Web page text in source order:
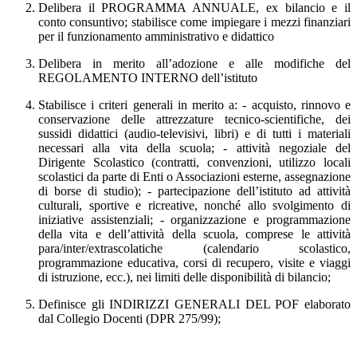
Delibera il PROGRAMMA ANNUALE, ex bilancio e il
conto consuntivo; stabilisce come impiegare i mezzi finanziari
per il funzionamento amministrativo e didattico
Delibera in merito all’adozione e alle modifiche del
REGOLAMENTO INTERNO dell’istituto
Stabilisce i criteri generali in merito a: - acquisto, rinnovo e
conservazione delle attrezzature tecnico-scientifiche, dei
sussidi didattici (audio-televisivi, libri) e di tutti i materiali
necessari alla vita della scuola; - attività negoziale del
Dirigente Scolastico (contratti, convenzioni, utilizzo locali
scolastici da parte di Enti o Associazioni esterne, assegnazione
di borse di studio); - partecipazione dell’istituto ad attività
culturali, sportive e ricreative, nonché allo svolgimento di
iniziative assistenziali; - organizzazione e programmazione
della vita e dell’attività della scuola, comprese le attività
para/inter/extrascolatiche (calendario scolastico,
programmazione educativa, corsi di recupero, visite e viaggi
di istruzione, ecc.), nei limiti delle disponibilità di bilancio;
Definisce gli INDIRIZZI GENERALI DEL POF elaborato
dal Collegio Docenti (DPR 275/99);